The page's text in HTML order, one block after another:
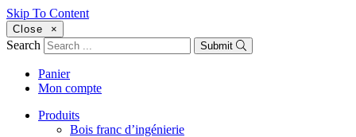
Skip To Content
Close ×
Search Submit
Panier
Mon compte
Produits
Bois franc d’ingénierie